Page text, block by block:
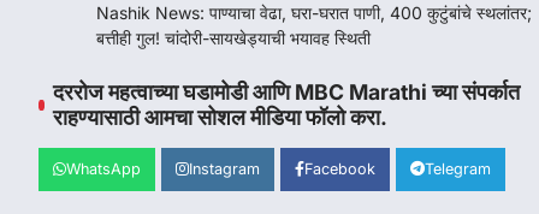
Nashik News: पाण्याचा वेढा, घरा-घरात पाणी, 400 कुटुंबांचे स्थलांतर;
बत्तीही गुल! चांदोरी-सायखेड्याची भयावह स्थिती
दररोज महत्वाच्या घडामोडी आणि MBC Marathi च्या संपर्कात
राहण्यासाठी आमचा सोशल मीडिया फॉलो करा.
WhatsApp Instagram Facebook Telegram